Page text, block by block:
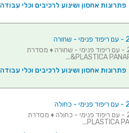
פתרונות אחסון ושינוע לרכיבים וכלי עבודה
מזוודת אחסון 240X205X48MM - עם ריפוד פנימי - שחורה ♦ מסדרת
פתרונות אחסון ושינוע לרכיבים וכלי עבודה
מזוודת אחסון 240X205X48MM - עם ריפוד פנימי - כחולה ♦ מסדרת